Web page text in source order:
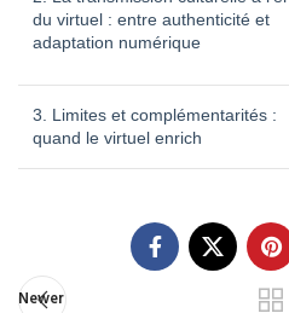
du virtuel : entre authenticité et
adaptation numérique
3. Limites et complémentarités :
quand le virtuel enrich
Newer